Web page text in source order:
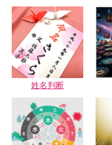
姓名判断